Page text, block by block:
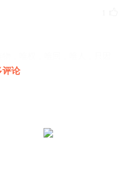
，唯微道来，唯心而去罢
评论